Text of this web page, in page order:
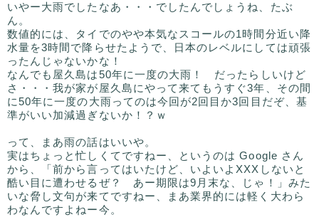
いやー大雨でしたなあ・・・でしたんでしょうね、たぶ
ん。
数値的には、タイでのやや本気なスコールの1時間分近い降
水量を3時間で降らせたようで、日本のレベルにしては頑張
ったんじゃないかな！
なんでも屋久島は50年に一度の大雨！ だったらしいけど
さ・・・我が家が屋久島にやって来てもうすぐ3年、その間
に50年に一度の大雨ってのは今回が2回目か3回目だぞ、基
準がいい加減過ぎないか！？ｗ
って、まあ雨の話はいいや。
実はちょっと忙しくてですねー、というのは Google さん
から、「前から言ってはいたけど、いよいよXXXしないと
酷い目に遭わせるぜ？ あー期限は9月末な、じゃ！」みた
いな脅し文句が来てですねー、まあ業界的には軽く大わら
わなんですよねー今。